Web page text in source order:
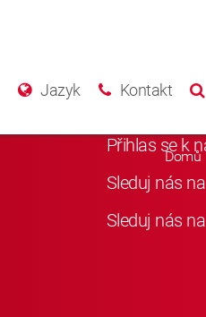
Jazyk Kontakt
Domů
Přihlas se k
Sleduj nás
Sleduj nás